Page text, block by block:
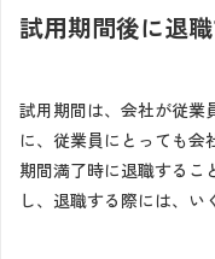
試用期間後に退
試用期間は、会社が従業
に、従業員にとっても会
期間満了時に退職するこ
し、退職する際には、い